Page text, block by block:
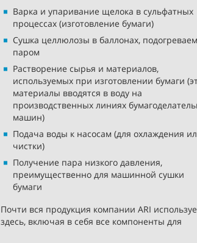
Варка и упаривание щелока в сульфатных
процессах (изготовление бумаги)
Сушка целлюлозы в баллонах,
паром
Растворение сырья и материалов,
используемых при изготовлении бумаги
материалы вводятся в воду на
производственных линиях
машин)
Подача воды к насосам (для охлаждения
чистки)
Получение пара низкого давления,
преимущественно для машинной сушки
бумаги
Почти вся продукция компании ARI
здесь, включая в себя все компоненты для